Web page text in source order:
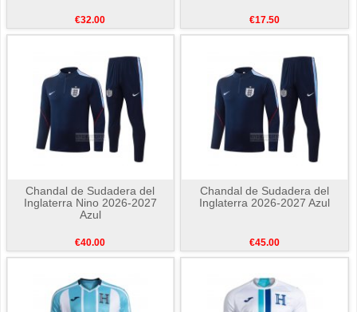
€32.00 €17.50
Chandal de Sudadera del
Inglaterra Nino 2026-2027
Azul
€40.00
Chandal de Sudadera del
Inglaterra 2026-2027 Azul
€45.00